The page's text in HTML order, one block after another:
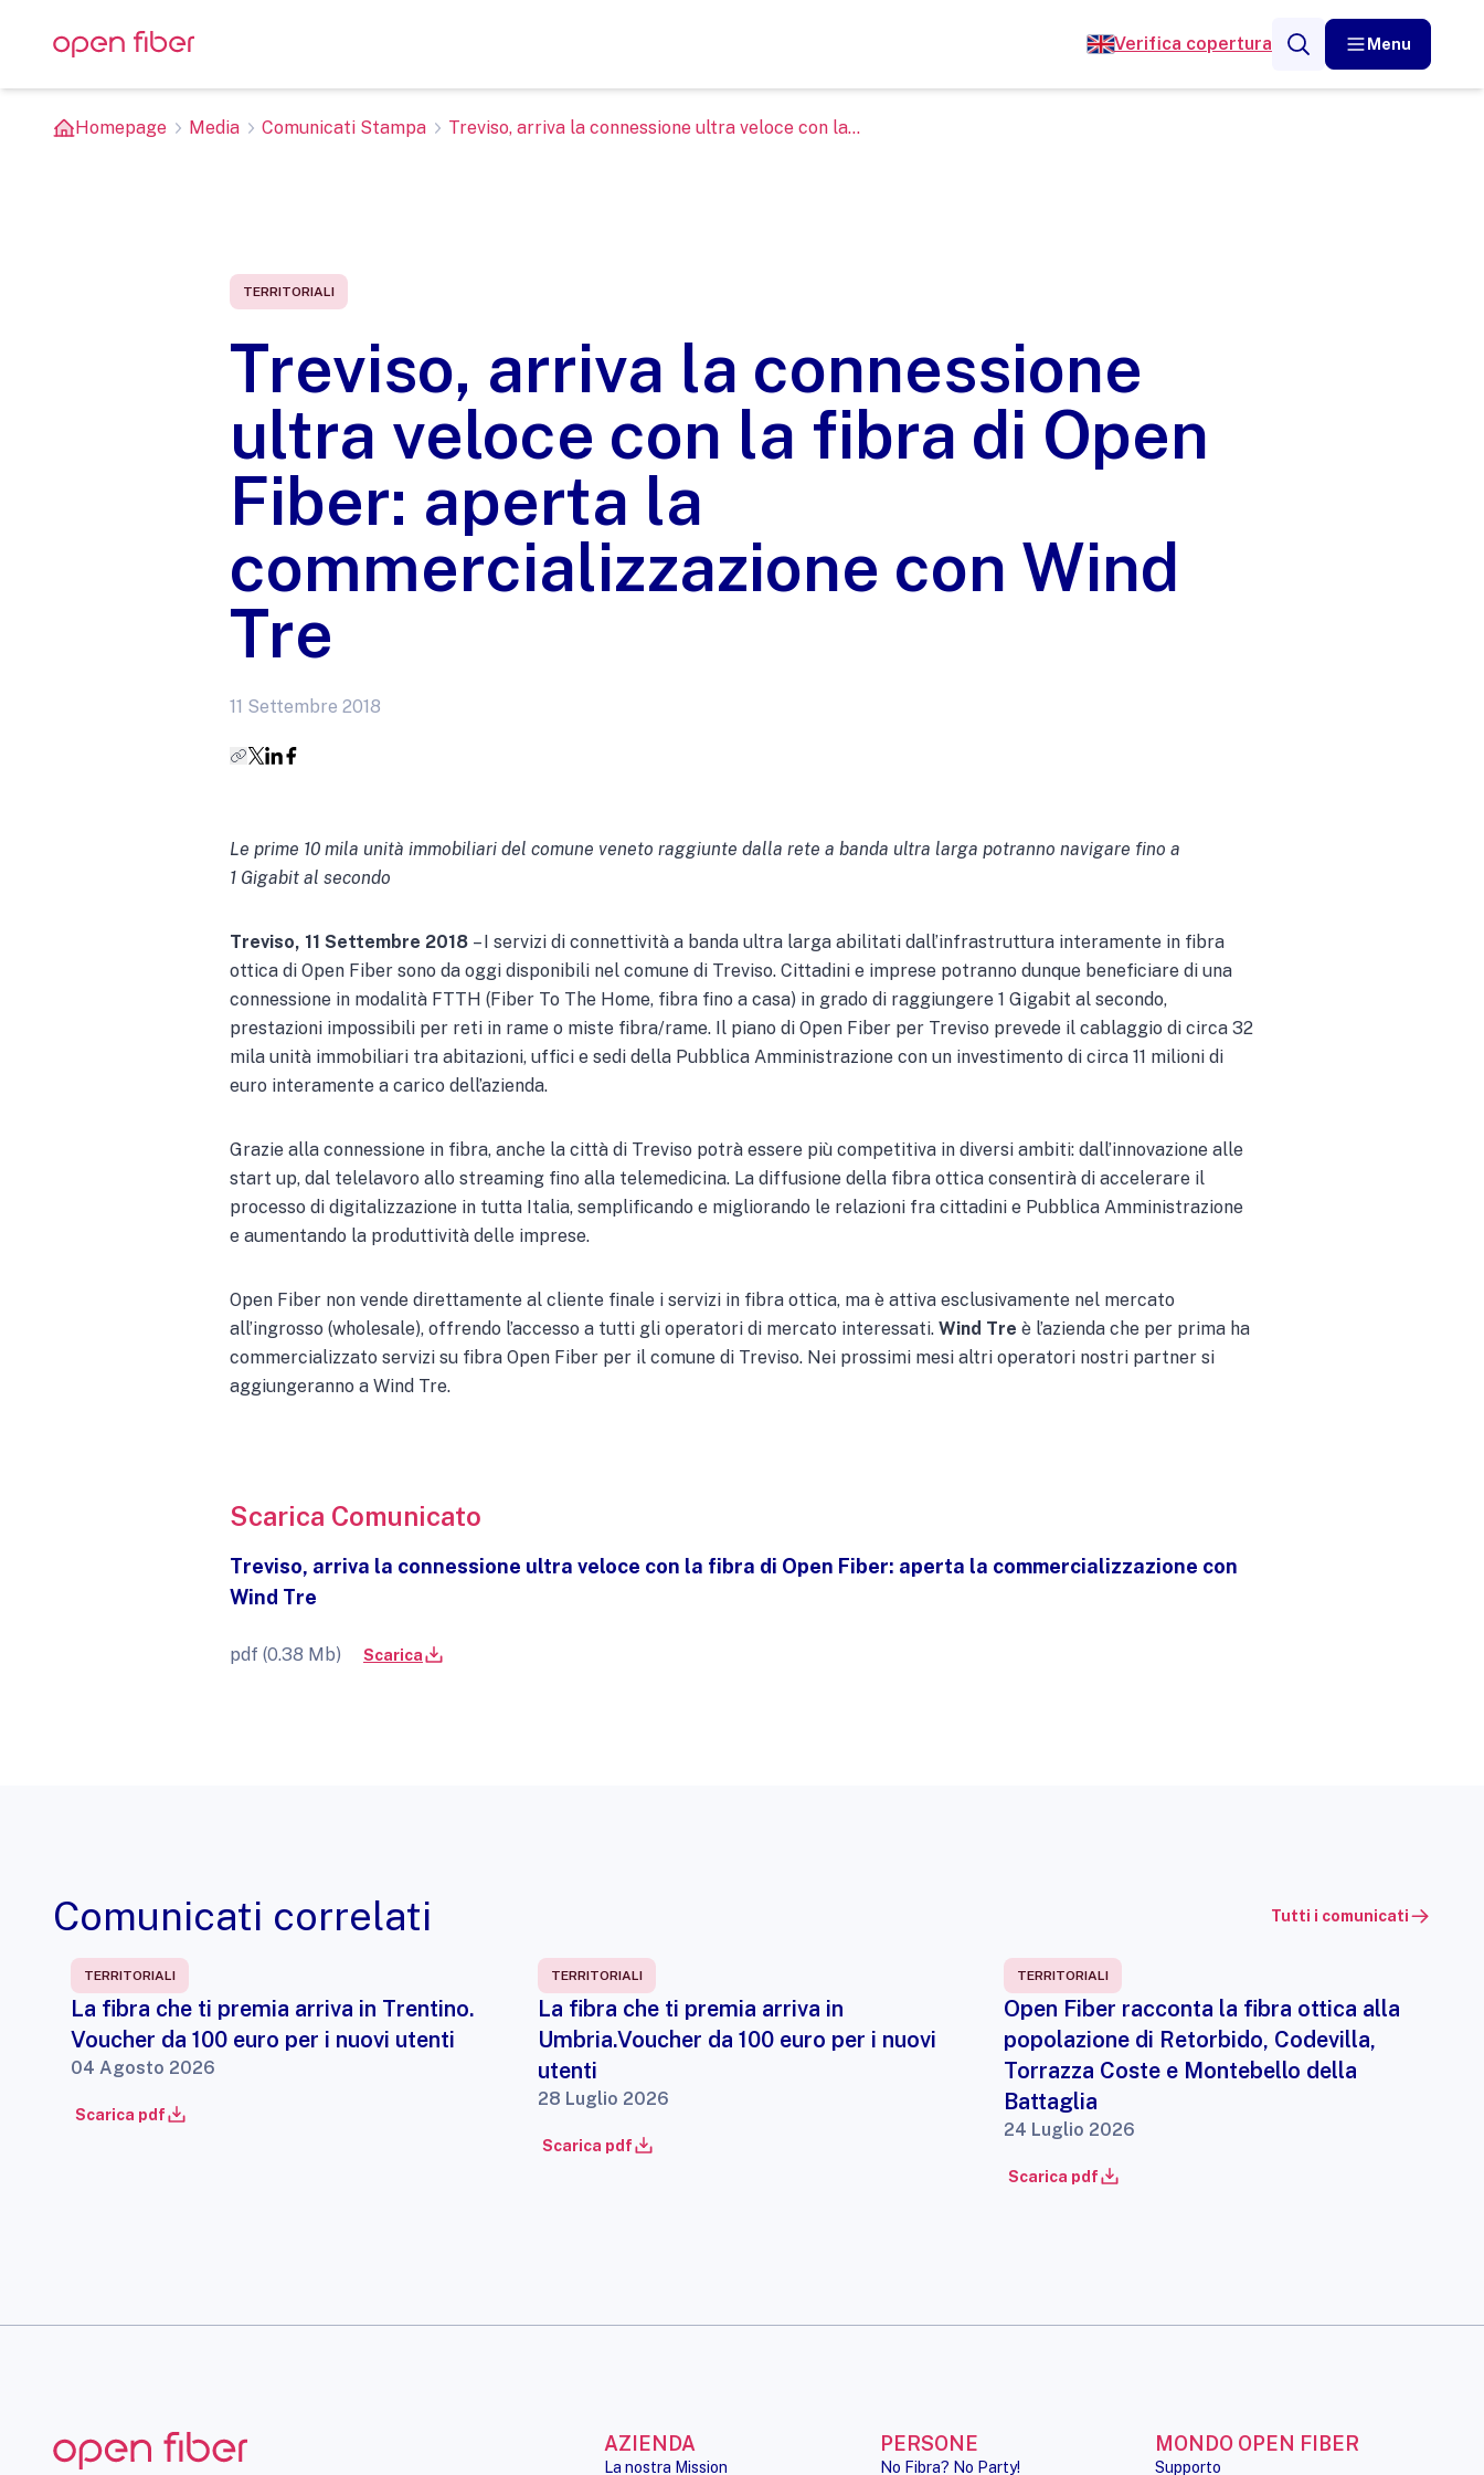
Verifica copertura Menu
Homepage Media Comunicati Stampa Treviso, arriva la connessione ultra veloce con la...
TERRITORIALI
Treviso, arriva la connessione
ultra veloce con la fibra di Open
Fiber: aperta la
commercializzazione con Wind
Tre
11 Settembre 2018
Le prime 10 mila unità immobiliari del comune veneto raggiunte dalla rete a banda ultra larga potranno navigare fino a
1 Gigabit al secondo
Treviso, 11 Settembre 2018 – I servizi di connettività a banda ultra larga abilitati dall’infrastruttura interamente in fibra
ottica di Open Fiber sono da oggi disponibili nel comune di Treviso. Cittadini e imprese potranno dunque beneficiare di una
connessione in modalità FTTH (Fiber To The Home, fibra fino a casa) in grado di raggiungere 1 Gigabit al secondo,
prestazioni impossibili per reti in rame o miste fibra/rame. Il piano di Open Fiber per Treviso prevede il cablaggio di circa 32
mila unità immobiliari tra abitazioni, uffici e sedi della Pubblica Amministrazione con un investimento di circa 11 milioni di
euro interamente a carico dell’azienda.
Grazie alla connessione in fibra, anche la città di Treviso potrà essere più competitiva in diversi ambiti: dall’innovazione alle
start up, dal telelavoro allo streaming fino alla telemedicina. La diffusione della fibra ottica consentirà di accelerare il
processo di digitalizzazione in tutta Italia, semplificando e migliorando le relazioni fra cittadini e Pubblica Amministrazione
e aumentando la produttività delle imprese.
Open Fiber non vende direttamente al cliente finale i servizi in fibra ottica, ma è attiva esclusivamente nel mercato
all’ingrosso (wholesale), offrendo l’accesso a tutti gli operatori di mercato interessati. Wind Tre è l’azienda che per prima ha
commercializzato servizi su fibra Open Fiber per il comune di Treviso. Nei prossimi mesi altri operatori nostri partner si
aggiungeranno a Wind Tre.
Scarica Comunicato
Treviso, arriva la connessione ultra veloce con la fibra di Open Fiber: aperta la commercializzazione con
Wind Tre
pdf (0.38 Mb) Scarica
Comunicati correlati Tutti i comunicati
TERRITORIALI
La fibra che ti premia arriva in Trentino.
Voucher da 100 euro per i nuovi utenti
04 Agosto 2026
Scarica pdf
TERRITORIALI
La fibra che ti premia arriva in
Umbria.Voucher da 100 euro per i nuovi
utenti
28 Luglio 2026
Scarica pdf
TERRITORIALI
Open Fiber racconta la fibra ottica alla
popolazione di Retorbido, Codevilla,
Torrazza Coste e Montebello della
Battaglia
24 Luglio 2026
Scarica pdf
AZIENDA
La nostra Mission
PERSONE
No Fibra? No Party!
MONDO OPEN FIBER
Supporto